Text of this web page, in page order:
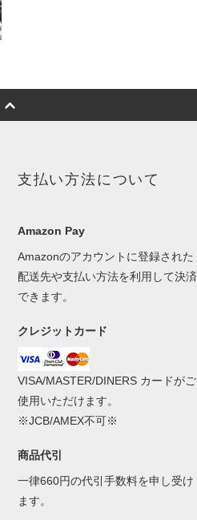
支払い方法について
Amazon Pay
Amazonのアカウントに登録された
配送先や支払い方法を利用して決済
できます。
クレジットカード
VISA/MASTER/DINERS カードがご
使用いただけます。
※JCB/AMEX不可※
商品代引
一律660円の代引手数料を申し受け
ます。